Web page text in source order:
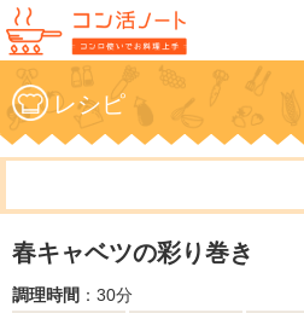
レシピ
春キャベツの彩り巻き
調理時間 ：30分